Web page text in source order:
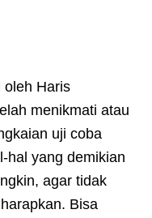
oleh Haris
menikmati atau
uji coba
hal yang demikian
agar tidak
Bisa